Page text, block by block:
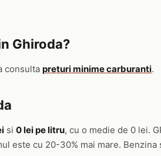
Ghiroda?
consulta preturi minime carburanti.
si 0 lei pe litru, cu o medie de 0 lei.
este cu 20-30% mai mare.